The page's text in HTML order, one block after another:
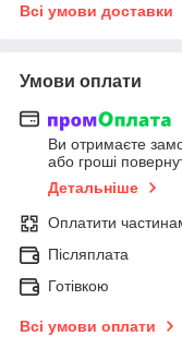
Всі умови доставки
Умови оплати
Ви отримаєте
або гроші
Детальніше
Оплатити
Післяплата
Готівкою
Всі умови оплати